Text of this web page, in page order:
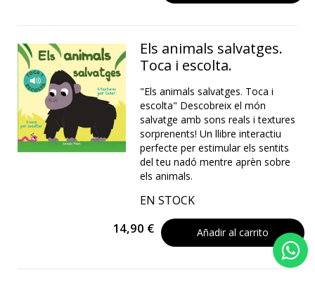
Els animals salvatges.
Toca i escolta.
"Els animals salvatges. Toca i
escolta" Descobreix el món
salvatge amb sons reals i textures
sorprenents! Un llibre interactiu
perfecte per estimular els sentits
del teu nadó mentre aprèn sobre
els animals.
EN STOCK
14,90 € Añadir al carrito